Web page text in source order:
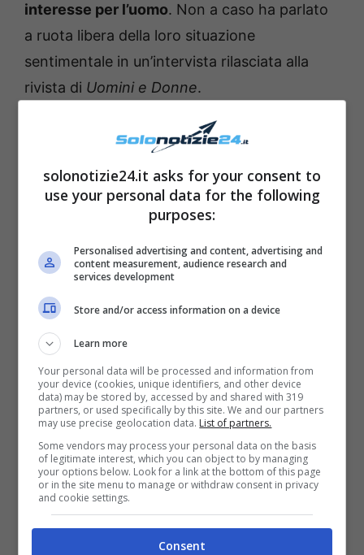
interesse per l’uomo. Non a caso ha parlato
a ruota libera della loro situazione
sentimentale in un’intervista rilasciata alla
rivista di Uomini e Donne.
Altro scatto di Sabina – Solonotizie24
solonotizie24.it asks for your consent to
use your personal data for the following
purposes:
Personalised advertising and content, advertising and
content measurement, audience research and
services development
Store and/or access information on a device
Learn more
Your personal data will be processed and information from
your device (cookies, unique identifiers, and other device
data) may be stored by, accessed by and shared with 319
partners, or used specifically by this site. We and our partners
may use precise geolocation data. List of partners.
Some vendors may process your personal data on the basis
of legitimate interest, which you can object to by managing
your options below. Look for a link at the bottom of this page
or in the site menu to manage or withdraw consent in privacy
and cookie settings.
Consent